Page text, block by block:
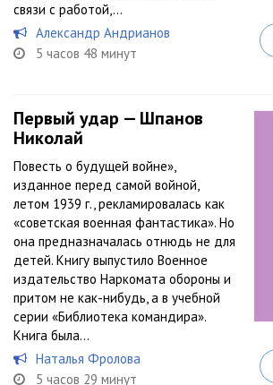
связи с работой,...
Александр Андрианов
5 часов 48 минут
Первый удар — Шпанов
Николай
Повесть о будущей войне»,
изданное перед самой войной,
летом 1939 г., рекламировалась как
«советская военная фантастика». Но
она предназначалась отнюдь не для
детей. Книгу выпустило Военное
издательство Наркомата обороны и
притом не как-нибудь, а в учебной
серии «Библиотека командира».
Книга была...
Наталья Фролова
5 часов 29 минут